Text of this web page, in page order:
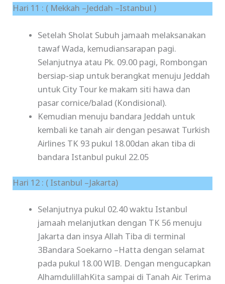
Hari 11 : ( Mekkah –Jeddah –Istanbul )
Setelah Sholat Subuh jamaah melaksanakan
tawaf Wada, kemudiansarapan pagi.
Selanjutnya atau Pk. 09.00 pagi, Rombongan
bersiap-siap untuk berangkat menuju Jeddah
untuk City Tour ke makam siti hawa dan
pasar cornice/balad (Kondisional).
Kemudian menuju bandara Jeddah untuk
kembali ke tanah air dengan pesawat Turkish
Airlines TK 93 pukul 18.00dan akan tiba di
bandara Istanbul pukul 22.05
Hari 12 : ( Istanbul –Jakarta)
Selanjutnya pukul 02.40 waktu Istanbul
jamaah melanjutkan dengan TK 56 menuju
Jakarta dan insya Allah Tiba di terminal
3Bandara Soekarno –Hatta dengan selamat
pada pukul 18.00 WIB. Dengan mengucapkan
AlhamdulillahKita sampai di Tanah Air. Terima